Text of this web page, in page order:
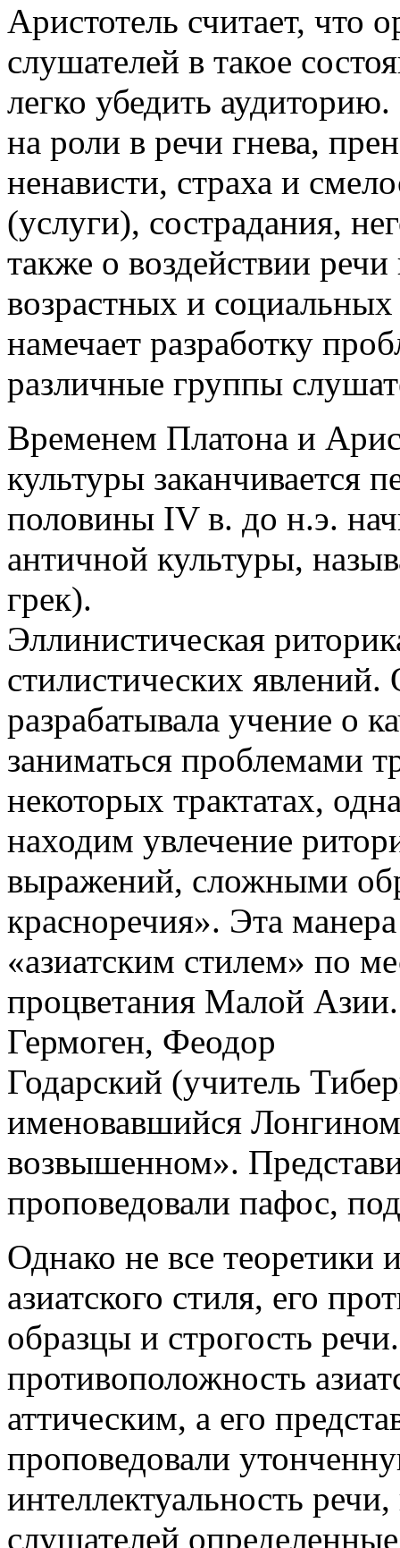
Аристотель считает, что
слушателей в такое
легко убедить
на роли в речи гнева,
ненависти, страха и
(услуги), сострадания,
также о воздействии
возрастных и
намечает разработку
различные группы
Временем Платона и
культуры заканчивается
половины IV в. до н.э.
античной культуры,
грек).
Эллинистическая
стилистических явлений.
разрабатывала учение о
заниматься проблемами
некоторых трактатах,
находим увлечение
выражений, сложными
красноречия». Эта
«азиатским стилем» по
процветания Малой
Гермоген, Феодор
Годарский (учитель
именовавшийся
возвышенном».
проповедовали пафос,
Однако не все теоретики
азиатского стиля, его
образцы и строгость
противоположность
аттическим, а его
проповедовали
интеллектуальность
слушателей